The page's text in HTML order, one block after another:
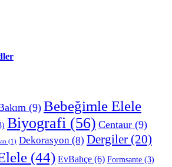
(9) Bebeğimle Elele
Biyografi (56) Centaur (9)
(1) Dekorasyon (8) Dergiler (20)
(44) EvBahçe (6) Formsante (3)